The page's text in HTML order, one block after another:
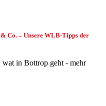
Co. – Unsere WLB-Tipps der
in Bottrop geht - mehr